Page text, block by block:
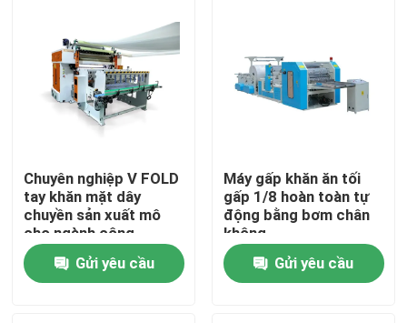
Nhà
Sản phẩm
Chuyên nghiệp V FOLD
tay khăn mặt dây
chuyền sản xuất mô
cho ngành công
nghiệp mô với đơn vị
chuyển tự động
Gửi yêu cầu
Máy gấp khăn ăn tối
gấp 1/8 hoàn toàn tự
động bằng bơm chân
không
Gửi yêu cầu